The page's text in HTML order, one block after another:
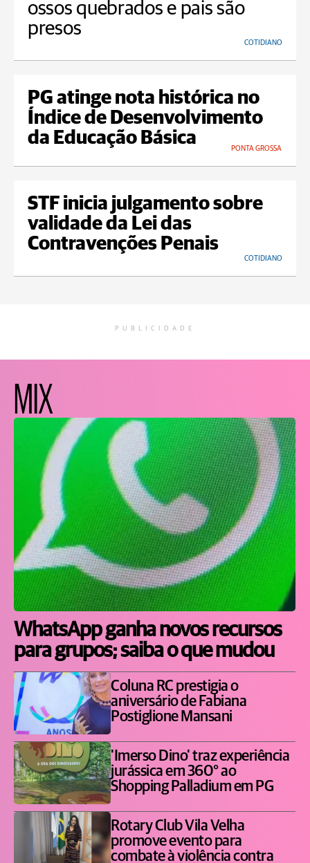
ossos quebrados e pais são
presos
COTIDIANO
PG atinge nota histórica no
Índice de Desenvolvimento
da Educação Básica
PONTA GROSSA
STF inicia julgamento sobre
validade da Lei das
Contravenções Penais
COTIDIANO
PUBLICIDADE
MIX
WhatsApp ganha novos recursos
para grupos; saiba o que mudou
Coluna RC prestigia o
aniversário de Fabiana
Postiglione Mansani
'Imerso Dino' traz experiência
jurássica em 360° ao
Shopping Palladium em PG
Rotary Club Vila Velha
promove evento para
combate à violência contra